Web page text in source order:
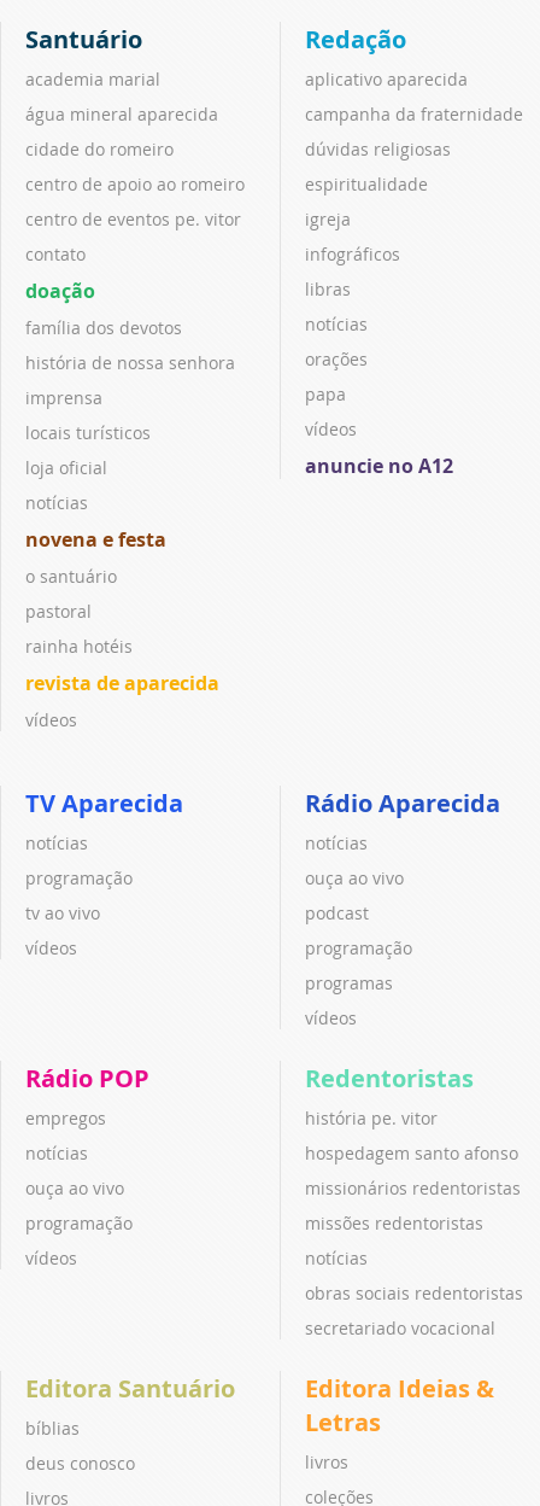
Santuário
academia marial
água mineral aparecida
cidade do romeiro
centro de apoio ao romeiro
centro de eventos pe. vitor
contato
doação
família dos devotos
história de nossa senhora
imprensa
locais turísticos
loja oficial
notícias
novena e festa
o santuário
pastoral
rainha hotéis
revista de aparecida
vídeos
Redação
aplicativo aparecida
campanha da fraternidade
dúvidas religiosas
espiritualidade
igreja
infográficos
libras
notícias
orações
papa
vídeos
anuncie no A12
TV Aparecida
notícias
programação
tv ao vivo
vídeos
Rádio Aparecida
notícias
ouça ao vivo
podcast
programação
programas
vídeos
Rádio POP
empregos
notícias
ouça ao vivo
programação
vídeos
Redentoristas
história pe. vitor
hospedagem santo afonso
missionários redentoristas
missões redentoristas
notícias
obras sociais redentoristas
secretariado vocacional
Editora Santuário
bíblias
deus conosco
livros
Editora Ideias &
Letras
livros
coleções